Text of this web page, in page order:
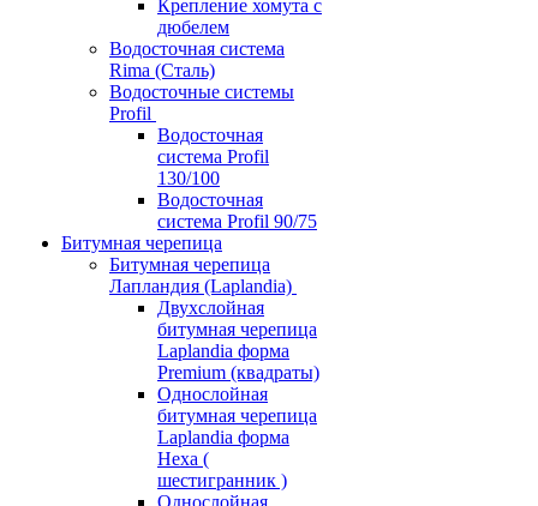
Крепление хомута с
дюбелем
Водосточная система
Rima (Сталь)
Водосточные системы
Profil
Водосточная
система Profil
130/100
Водосточная
система Profil 90/75
Битумная черепица
Битумная черепица
Лапландия (Laplandia)
Двухслойная
битумная черепица
Laplandia форма
Premium (квадраты)
Однослойная
битумная черепица
Laplandia форма
Hexa (
шестигранник )
Однослойная